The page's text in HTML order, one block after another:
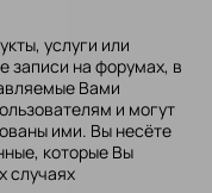
услуги или
записи на форумах, в
Вами
и могут
ими. Вы несёте
которые Вы
случаях